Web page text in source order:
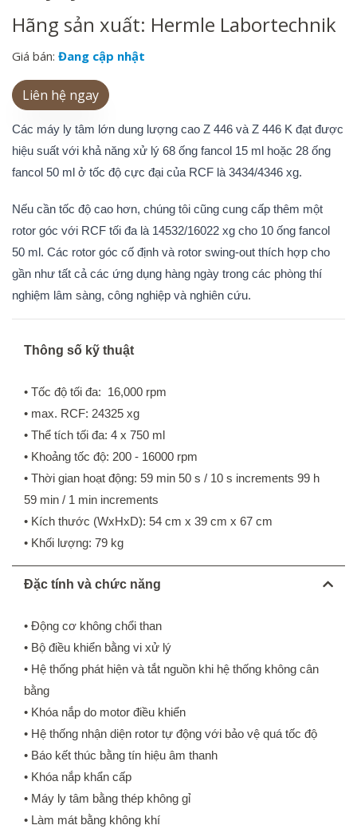
Hãng sản xuất: Hermle Labortechnik
Giá bán: Đang cập nhật
Liên hệ ngay
Các máy ly tâm lớn dung lượng cao Z 446 và Z 446 K đạt được
hiệu suất với khả năng xử lý 68 ống fancol 15 ml hoặc 28 ống
fancol 50 ml ở tốc độ cực đại của RCF là 3434/4346 xg.
Nếu cần tốc độ cao hơn, chúng tôi cũng cung cấp thêm một
rotor góc với RCF tối đa là 14532/16022 xg cho 10 ống fancol
50 ml. Các rotor góc cố định và rotor swing-out thích hợp cho
gần như tất cả các ứng dụng hàng ngày trong các phòng thí
nghiệm lâm sàng, công nghiệp và nghiên cứu.
Thông số kỹ thuật
• Tốc độ tối đa: 16,000 rpm
• max. RCF: 24325 xg
• Thể tích tối đa: 4 x 750 ml
• Khoảng tốc độ: 200 - 16000 rpm
• Thời gian hoạt động: 59 min 50 s / 10 s increments 99 h
59 min / 1 min increments
• Kích thước (WxHxD): 54 cm x 39 cm x 67 cm
• Khối lượng: 79 kg
Đặc tính và chức năng
• Động cơ không chổi than
• Bộ điều khiển bằng vi xử lý
• Hệ thống phát hiện và tắt nguồn khi hệ thống không cân
bằng
• Khóa nắp do motor điều khiển
• Hệ thống nhận diện rotor tự động với bảo vệ quá tốc độ
• Báo kết thúc bằng tín hiệu âm thanh
• Khóa nắp khẩn cấp
• Máy ly tâm bằng thép không gỉ
• Làm mát bằng không khí